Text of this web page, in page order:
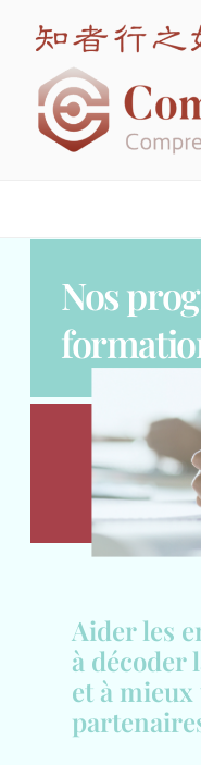
Nos
Aider les
à décoder
et à